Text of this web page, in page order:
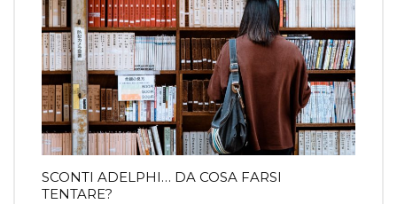
SCONTI ADELPHI… DA COSA FARSI
TENTARE?